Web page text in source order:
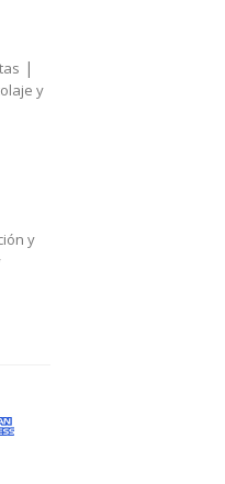
|
y
y